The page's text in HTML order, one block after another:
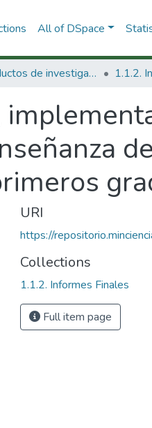
All of DSpace
1.1 Productos de investigación 1.1.2.
URI
https://
Collections
1.1.2. Informes Finales
Full item page